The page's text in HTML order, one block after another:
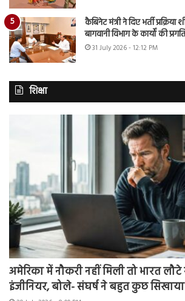
कैबिनेट मंत्री ने दिए भर्ती प्रक्रिया
बागवानी विभाग के कार्यों की
31 July 2026 - 12:12 PM
शिक्षा
अमेरिका में नौकरी नहीं मिली तो भारत
इंजीनियर, बोले- संघर्ष ने बहुत कुछ सिखाया